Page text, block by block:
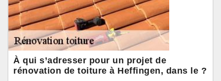
À qui s’adresser pour un projet de
rénovation de toiture à Heffingen, dans le ?